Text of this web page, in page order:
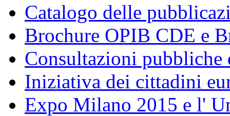
Catalogo delle
Brochure OPIB CDE e
Consultazioni pubbliche
Iniziativa dei cittadini
Expo Milano 2015 e l'